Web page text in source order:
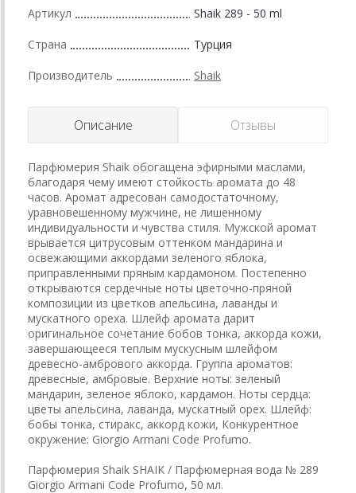
Артикул Shaik 289 - 50 ml
Страна Турция
Производитель Shaik
Описание Отзывы
Парфюмерия Shaik обогащена эфирными маслами,
благодаря чему имеют стойкость аромата до 48
часов. Аромат адресован самодостаточному,
уравновешенному мужчине, не лишенному
индивидуальности и чувства стиля. Мужской аромат
врывается цитрусовым оттенком мандарина и
освежающими аккордами зеленого яблока,
приправленными пряным кардамоном. Постепенно
открываются сердечные ноты цветочно-пряной
композиции из цветков апельсина, лаванды и
мускатного ореха. Шлейф аромата дарит
оригинальное сочетание бобов тонка, аккорда кожи,
завершающееся теплым мускусным шлейфом
древесно-амбрового аккорда. Группа ароматов:
древесные, амбровые. Верхние ноты: зеленый
мандарин, зеленое яблоко, кардамон. Ноты сердца:
цветы апельсина, лаванда, мускатный орех. Шлейф:
бобы тонка, стиракс, аккорд кожи, Конкурентное
окружение: Giorgio Armani Code Profumo.
Парфюмерия Shaik SHAIK / Парфюмерная вода № 289
Giorgio Armani Code Profumo, 50 мл.